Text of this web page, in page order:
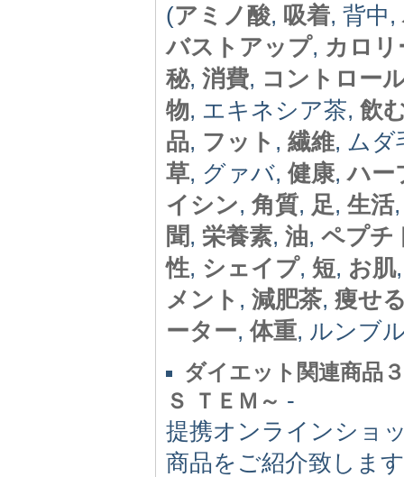
(アミノ酸, 吸着, 背中,
バストアップ, カロリ
秘, 消費, コントロー
物, エキネシア茶, 飲
品, フット , 繊維, ム
草, グァバ, 健康,ハー
イシン, 角質, 足, 生活
聞, 栄養素, 油, ペプチ
性, シェイプ, 短, お肌
メント , 減肥茶, 痩せ
ーター,体重, ルンブ
ダイエット関連商品
Ｓ ＴＥＭ～ -
提携オンラインショ
商品をご紹介致しま